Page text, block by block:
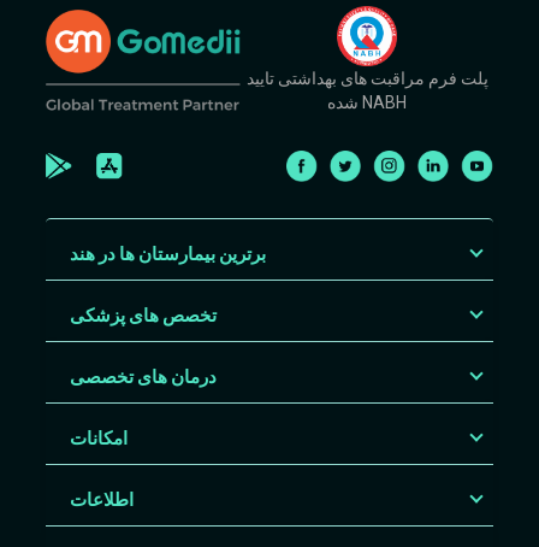
پلت فرم مراقبت های بهداشتی تایید
شده NABH
برترین بیمارستان ها در هند
تخصص های پزشکی
درمان های تخصصی
امکانات
اطلاعات